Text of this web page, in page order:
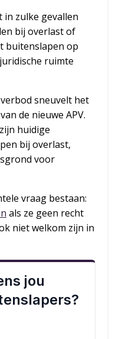
in zulke gevallen
bij overlast of
buitenslapen op
ruimte
sneuvelt het
de nieuwe APV.
huidige
bij overlast,
voor
vraag bestaan:
als ze geen recht
niet welkom zijn in